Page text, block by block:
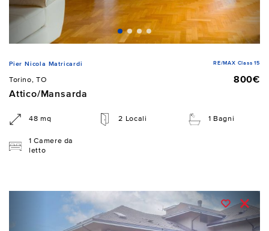
Pier Nicola Matricardi RE/MAX Class 15
Torino, TO
800€
Attico/Mansarda
48 mq 2 Locali 1 Bagni
1 Camere da
letto